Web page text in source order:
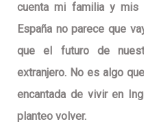
cuenta mi familia y mis
España no parece que
que el futuro de
extranjero. No es algo
encantada de vivir en
planteo volver.